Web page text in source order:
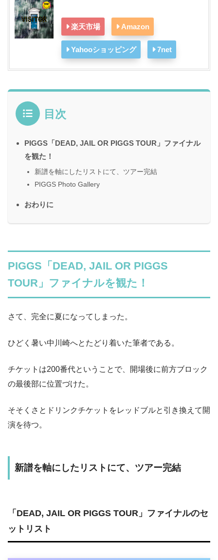
楽天市場 Amazon
Yahooショッピング 7net
目次
PIGGS「DEAD, JAIL OR PIGGS TOUR」ファイナル
を観た！
新譜を軸にしたリストにて、ツアー完結
PIGGS Photo Gallery
おわりに
PIGGS「DEAD, JAIL OR PIGGS
TOUR」ファイナルを観た！
さて、完全に夏になってしまった。
ひどく暑い中川崎へとたどり着いた筆者である。
チケットは200番代ということで、開場後に前方ブロック
の最後部に位置づけた。
そそくさとドリンクチケットをレッドブルと引き換えて開
演を待つ。
新譜を軸にしたリストにて、ツアー完結
「DEAD, JAIL OR PIGGS TOUR」ファイナルのセ
ットリスト